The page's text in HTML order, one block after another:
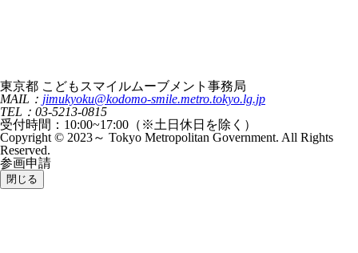
東京都 こどもスマイルムーブメント事務局
MAIL： jimukyoku@kodomo-smile.metro.tokyo.lg.jp
TEL：03-5213-0815
受付時間：10:00~17:00（※土日休日を除く）
Copyright © 2023～ Tokyo Metropolitan Government. All Rights
Reserved.
参画申請
閉じる